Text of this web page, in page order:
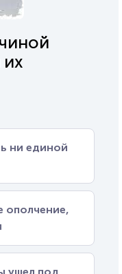
ни единой
ополчение,